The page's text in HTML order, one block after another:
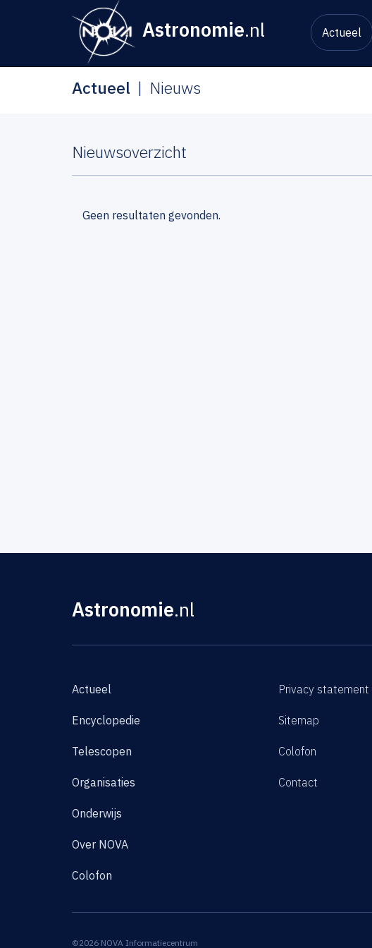
Astronomie.nl Actueel
Actueel Nieuws
Nieuwsoverzicht
Geen resultaten gevonden.
Astronomie.nl
Actueel
Encyclopedie
Telescopen
Organisaties
Onderwijs
Over NOVA
Colofon
Privacy statement
Sitemap
Colofon
Contact
©2026 NOVA Informatiecentrum